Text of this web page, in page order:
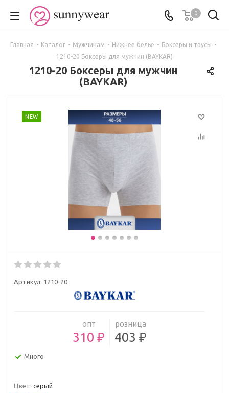
0
Главная - Каталог - Мужчинам - Нижнее белье - Боксеры и трусы -
1210-20 Боксеры для мужчин (BAYKAR)
1210-20 Боксеры для мужчин
(BAYKAR)
NEW
Артикул: 1210-20
опт
310 ₽
розница
403 ₽
Много
Цвет: серый